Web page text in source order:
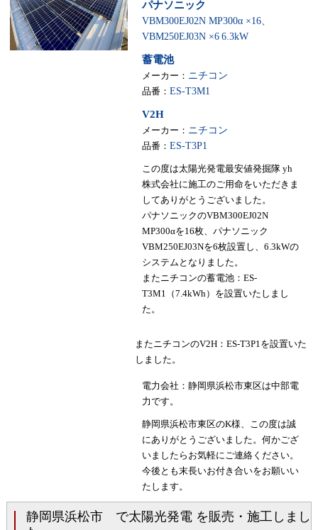
パナソニック
VBM300EJ02N MP300α ×16、
VBM250EJ03N ×6 6.3kW
蓄電池
メーカー： ニチコン
品番： ES-T3M1
V2H
メーカー： ニチコン
品番： ES-T3P1
この度は太陽光発電最安値発掘隊 yh
株式会社に施工のご用命をいただきま
してありがとうございました。
パナソニックのVBM300EJ02N
MP300αを16枚、パナソニック
VBM250EJ03Nを6枚設置し、6.3kWの
システムとなりました。
またニチコンの蓄電池：ES-
T3M1（7.4kWh）を設置いたしまし
た。
またニチコンのV2H：ES-T3P1を設置いた
しました。
電力会社：静岡県浜松市東区は中部電
力です。
静岡県浜松市東区のK様、この度は誠
にありがとうございました。何かござ
いましたらお気軽にご連絡ください。
今後とも末長いお付き合いをお願いい
たします。
静岡県浜松市 で太陽光発電 を販売・施工しまし